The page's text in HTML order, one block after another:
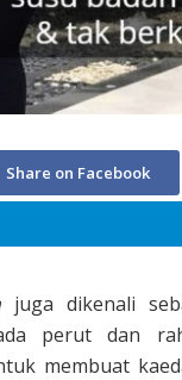
Share on Facebook
juga dikenali
perut dan
membuat